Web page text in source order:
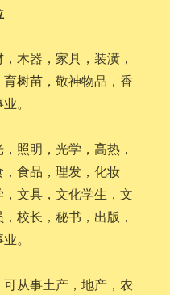
木器，家具，装潢，
树苗，敬神物品，香
。
照明，光学，高热，
食品，理发，化妆
文具，文化学生，文
校长，秘书，出版，
。
从事土产，地产，农